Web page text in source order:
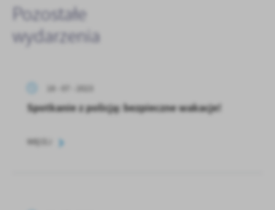
Pozostałe
wydarzenia
18 - 07 - 2023
Spotkanie z policją: bezpieczne wakacje!